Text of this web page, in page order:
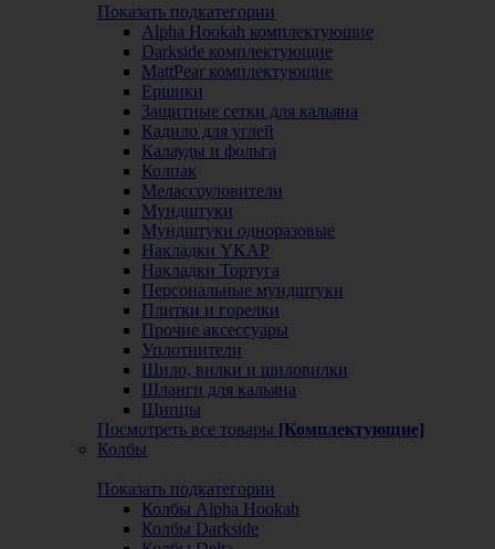
Показать подкатегории
Alpha Hookah комплектующие
Darkside комплектующие
MattPear комплектующие
Ершики
Защитные сетки для кальяна
Кадило для углей
Калауды и фольга
Колпак
Мелассоуловители
Мундштуки
Мундштуки одноразовые
Накладки YKAP
Накладки Тортуга
Персональные мундштуки
Плитки и горелки
Прочие аксессуары
Уплотнители
Шило, вилки и шиловилки
Шланги для кальяна
Щипцы
Посмотреть все товары [Комплектующие]
Колбы
Показать подкатегории
Колбы Alpha Hookah
Колбы Darkside